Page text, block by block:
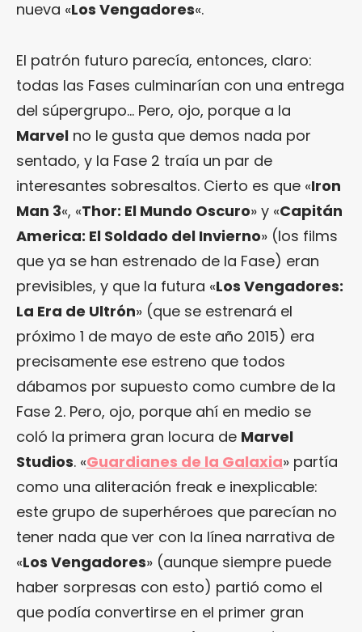
nueva «Los Vengadores«.
El patrón futuro parecía, entonces, claro:
todas las Fases culminarían con una entrega
del súpergrupo… Pero, ojo, porque a la
Marvel no le gusta que demos nada por
sentado, y la Fase 2 traía un par de
interesantes sobresaltos. Cierto es que «Iron
Man 3«, «Thor: El Mundo Oscuro» y «Capitán
America: El Soldado del Invierno» (los films
que ya se han estrenado de la Fase) eran
previsibles, y que la futura «Los Vengadores:
La Era de Ultrón» (que se estrenará el
próximo 1 de mayo de este año 2015) era
precisamente ese estreno que todos
dábamos por supuesto como cumbre de la
Fase 2. Pero, ojo, porque ahí en medio se
coló la primera gran locura de Marvel
Studios. «Guardianes de la Galaxia» partía
como una aliteración freak e inexplicable:
este grupo de superhéroes que parecían no
tener nada que ver con la línea narrativa de
«Los Vengadores» (aunque siempre puede
haber sorpresas con esto) partió como el
que podía convertirse en el primer gran